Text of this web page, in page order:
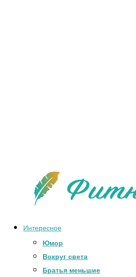
Интересное
Юмор
Вокруг света
Братья меньшие